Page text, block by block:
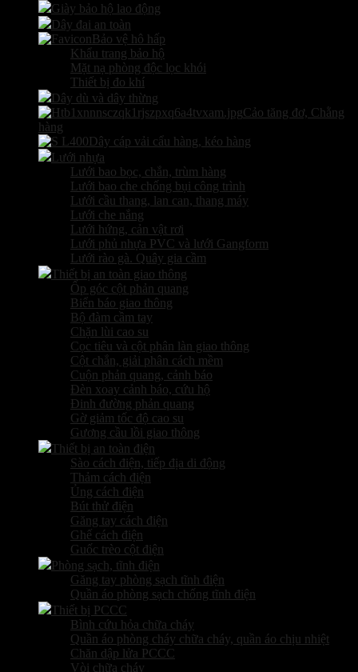
Giày bảo hộ lao động
Dây đai an toàn
Bảo vệ hô hấp
Khẩu trang bảo hộ
Mặt nạ phòng độc lọc khói
Thiết bị đo khí
Dây dù và dây thừng
Cảo tăng đơ, Chằng
hàng
Dây cáp vải cẩu hàng, kéo hàng
Lưới nhựa
Lưới bao bọc, chắn, trùm hàng
Lưới bao che chống bụi công trình
Lưới cầu thang, lan can, thang máy
Lưới che nắng
Lưới hứng, cản vật rơi
Lưới phủ nhựa PVC và lưới Gangform
Lưới rào gà. Quây gia cầm
Thiết bị an toàn giao thông
Ốp góc cột phản quang
Biển báo giao thông
Bộ đàm cầm tay
Chặn lùi cao su
Cọc tiêu và cột phân làn giao thông
Cột chắn, giải phân cách mềm
Cuộn phản quang, cảnh báo
Đèn xoay cảnh báo, cứu hộ
Đinh đường phản quang
Gờ giảm tốc độ cao su
Gương cầu lồi giao thông
Thiết bị an toàn điện
Sào cách điện, tiếp địa di động
Thảm cách điện
Ủng cách điện
Bút thử điện
Găng tay cách điện
Ghế cách điện
Guốc trèo cột điện
Phòng sạch, tĩnh điện
Găng tay phòng sạch tĩnh điện
Quần áo phòng sạch chống tĩnh điện
Thiết bị PCCC
Bình cứu hỏa chữa cháy
Quần áo phòng cháy chữa cháy, quần áo chịu nhiệt
Chăn dập lửa PCCC
Vòi chữa cháy